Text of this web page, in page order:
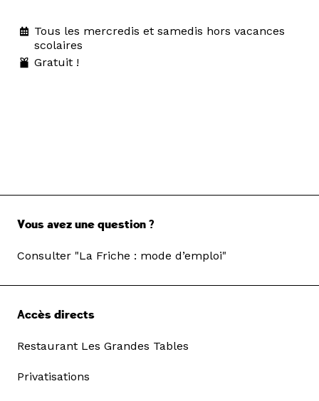
Tous les mercredis et samedis hors vacances
scolaires
Gratuit !
Vous avez une question ?
Consulter "La Friche : mode d’emploi"
Accès directs
Restaurant Les Grandes Tables
Privatisations